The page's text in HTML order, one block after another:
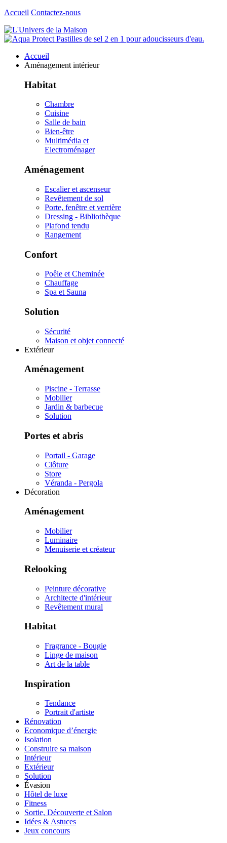
Accueil Contactez-nous
Accueil
Aménagement intérieur
Habitat
Chambre
Cuisine
Salle de bain
Bien-être
Multimédia et
Electroménager
Aménagement
Escalier et ascenseur
Revêtement de sol
Porte, fenêtre et verrière
Dressing - Bibliothèque
Plafond tendu
Rangement
Confort
Poêle et Cheminée
Chauffage
Spa et Sauna
Solution
Sécurité
Maison et objet connecté
Extérieur
Aménagement
Piscine - Terrasse
Mobilier
Jardin & barbecue
Solution
Portes et abris
Portail - Garage
Clôture
Store
Véranda - Pergola
Décoration
Aménagement
Mobilier
Luminaire
Menuiserie et créateur
Relooking
Peinture décorative
Architecte d'intérieur
Revêtement mural
Habitat
Fragrance - Bougie
Linge de maison
Art de la table
Inspiration
Tendance
Portrait d'artiste
Rénovation
Economique d’énergie
Isolation
Construire sa maison
Intérieur
Extérieur
Solution
Évasion
Hôtel de luxe
Fitness
Sortie, Découverte et Salon
Idées & Astuces
Jeux concours